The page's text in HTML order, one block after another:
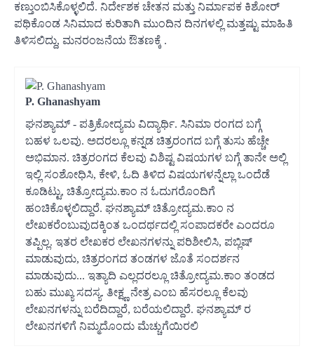
ಕಣ್ತುಂಬಿಸಿಕೊಳ್ಳಲಿದೆ. ನಿರ್ದೇಶಕ ಚೇತನ ಮತ್ತು ನಿರ್ಮಾಪಕ ಕಿಶೋರ್
ಪಥಿಕೊಂಡ ಸಿನಿಮಾದ ಕುರಿತಾಗಿ ಮುಂದಿನ ದಿನಗಳಲ್ಲಿ ಮತ್ತಷ್ಟು ಮಾಹಿತಿ
ತಿಳಿಸಲಿದ್ದು, ಮನರಂಜನೆಯ ಔತಣಕ್ಕೆ .
P. Ghanashyam
ಘನಶ್ಯಾಮ್ - ಪತ್ರಿಕೋದ್ಯಮ ವಿದ್ಯಾರ್ಥಿ. ಸಿನಿಮಾ ರಂಗದ ಬಗ್ಗೆ
ಬಹಳ ಒಲವು. ಅದರಲ್ಲೂ ಕನ್ನಡ ಚಿತ್ರರಂಗದ ಬಗ್ಗೆ ತುಸು ಹೆಚ್ಚೇ
ಅಭಿಮಾನ. ಚಿತ್ರರಂಗದ ಕೆಲವು ವಿಶಿಷ್ಟ ವಿಷಯಗಳ ಬಗ್ಗೆ ತಾನೇ ಅಲ್ಲಿ
ಇಲ್ಲಿ ಸಂಶೋಧಿಸಿ, ಕೇಳಿ, ಓದಿ ತಿಳಿದ ವಿಷಯಗಳನ್ನೆಲ್ಲಾ ಒಂದೆಡೆ
ಕೂಡಿಟ್ಟು, ಚಿತ್ರೋದ್ಯಮ.ಕಾಂ ನ ಓದುಗರೊಂದಿಗೆ
ಹಂಚಿಕೊಳ್ಳಲಿದ್ದಾರೆ. ಘನಶ್ಯಾಮ್ ಚಿತ್ರೋದ್ಯಮ.ಕಾಂ ನ
ಲೇಖಕರೆಂಬುವುದಕ್ಕಿಂತ ಒಂದರ್ಥದಲ್ಲಿ ಸಂಪಾದಕರೇ ಎಂದರೂ
ತಪ್ಪಿಲ್ಲ. ಇತರ ಲೇಖಕರ ಲೇಖನಗಳನ್ನು ಪರಿಶೀಲಿಸಿ, ಪಬ್ಲಿಷ್
ಮಾಡುವುದು, ಚಿತ್ರರಂಗದ ತಂಡಗಳ ಜೊತೆ ಸಂದರ್ಶನ
ಮಾಡುವುದು... ಇತ್ಯಾದಿ ಎಲ್ಲದರಲ್ಲೂ ಚಿತ್ರೋದ್ಯಮ.ಕಾಂ ತಂಡದ
ಬಹು ಮುಖ್ಯ ಸದಸ್ಯ. ತೀಕ್ಷ್ಣ ನೇತ್ರ ಎಂಬ ಹೆಸರಲ್ಲೂ ಕೆಲವು
ಲೇಖನಗಳನ್ನು ಬರೆದಿದ್ದಾರೆ, ಬರೆಯಲಿದ್ದಾರೆ. ಘನಶ್ಯಾಮ್ ರ
ಲೇಖನಗಳಿಗೆ ನಿಮ್ಮದೊಂದು ಮೆಚ್ಚುಗೆಯಿರಲಿ